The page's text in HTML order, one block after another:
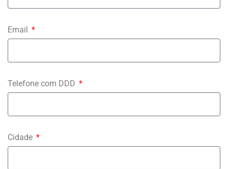
Email
Telefone com DDD
Cidade